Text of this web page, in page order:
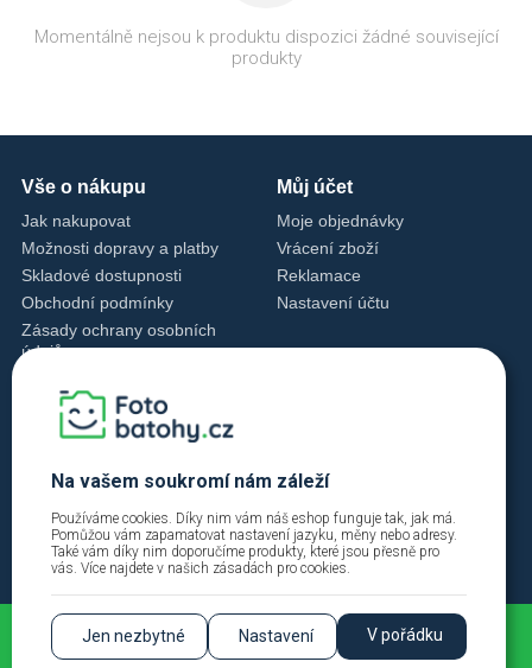
Momentálně nejsou k produktu dispozici žádné související
produkty
Vše o nákupu
Jak nakupovat
Možnosti dopravy a platby
Skladové dostupnosti
Obchodní podmínky
Zásady ochrany osobních
údajů
Zásady cookies
Můj účet
Moje objednávky
Vrácení zboží
Reklamace
Nastavení účtu
Kontakty
+420 720 762 432
Po - Pá 9:00 - 18:00
2026 © Fotobatohy.cz | FIINYX VISION s.r.o. |
Na vašem soukromí nám záleží
Používáme cookies. Díky nim vám náš eshop funguje tak, jak má.
Pomůžou vám zapamatovat nastavení jazyku, měny nebo adresy.
Také vám díky nim doporučíme produkty, které jsou přesně pro
vás. Více najdete v našich zásadách pro cookies.
Jen nezbytné Nastavení V pořádku